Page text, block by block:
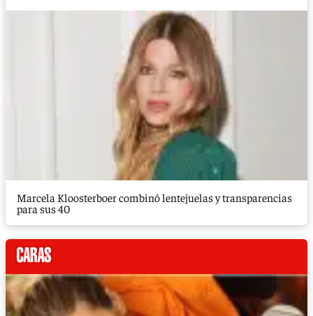
Marcela Kloosterboer combinó lentejuelas y transparencias
para sus 40